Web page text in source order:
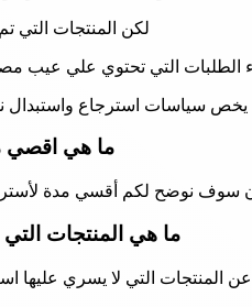
لكن المنتجات التي
الطلبات التي تحتوي علي عيب
يخص سياسات استرجاع واستبدال
ما هي اقصي
سوف نوضح لكم أقسي مدة
ما هي المنتجات
عن المنتجات التي لا يسري عليها